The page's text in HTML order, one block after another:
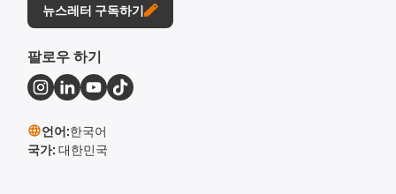
뉴스레터 구독하기
팔로우 하기
언어:한국어
국가: 대한민국